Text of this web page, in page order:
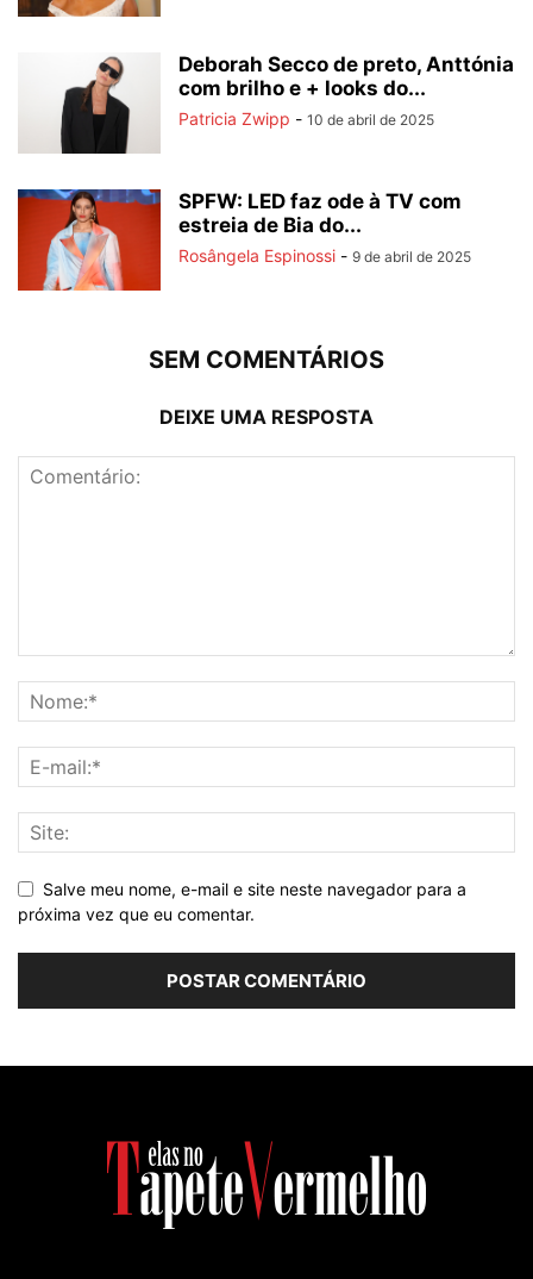
Deborah Secco de preto, Anttónia
com brilho e + looks do...
Patricia Zwipp - 10 de abril de 2025
SPFW: LED faz ode à TV com
estreia de Bia do...
Rosângela Espinossi - 9 de abril de 2025
SEM COMENTÁRIOS
DEIXE UMA RESPOSTA
Salve meu nome, e-mail e site neste navegador para a
próxima vez que eu comentar.